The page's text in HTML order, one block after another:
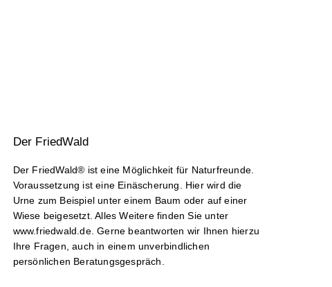
Der Fried­Wald
Der FriedWald® ist eine Möglichkeit für Naturfreunde.
Voraussetzung ist eine Einäscherung. Hier wird die
Urne zum Beispiel unter einem Baum oder auf einer
Wiese beigesetzt. Alles Weitere finden Sie unter
www.friedwald.de. Gerne beantworten wir Ihnen hierzu
Ihre Fragen, auch in einem unverbindlichen
persönlichen Beratungsgespräch.